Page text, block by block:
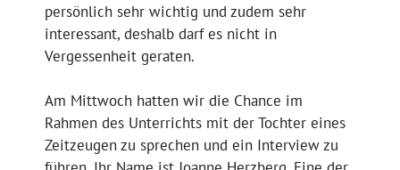
persönlich sehr wichtig und zudem sehr
interessant, deshalb darf es nicht in
Vergessenheit geraten.
Am Mittwoch hatten wir die Chance im
Rahmen des Unterrichts mit der Tochter eines
Zeitzeugen zu sprechen und ein Interview zu